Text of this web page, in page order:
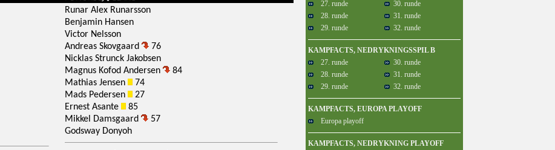
Runar Alex Runarsson
Benjamin Hansen
Victor Nelsson
Andreas Skovgaard
76
Nicklas Strunck Jakobsen
Magnus Kofod Andersen
84
Mathias Jensen
74
Mads Pedersen
27
Ernest Asante
85
Mikkel Damsgaard
57
Godsway Donyoh
27. runde
30. runde
28. runde
31. runde
29. runde
32. runde
KAMPFACTS, NEDRYKNINGSSPIL B
27. runde
30. runde
28. runde
31. runde
29. runde
32. runde
KAMPFACTS, EUROPA PLAYOFF
Europa playoff
KAMPFACTS, NEDRYKNING PLAYOFF